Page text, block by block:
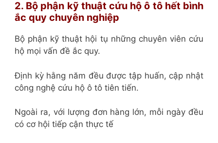
2. Bộ phận kỹ thuật cứu hộ ô tô hết bình
ắc quy chuyên nghiệp
Bộ phận kỹ thuật hội tụ những chuyên viên cứu
hộ mọi vấn đề ắc quy.
Định kỳ hằng năm đều được tập huấn, cập nhật
công nghệ cứu hộ ô tô tiên tiến.
Ngoài ra, với lượng đơn hàng lớn, mỗi ngày đều
có cơ hội tiếp cận thực tế